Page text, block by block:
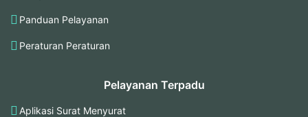
Panduan Pelayanan
Peraturan Peraturan
Pelayanan Terpadu
Aplikasi Surat Menyurat